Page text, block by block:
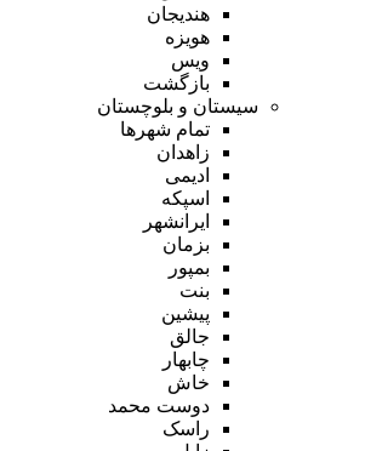
هندیجان
هویزه
ویس
بازگشت
سیستان و بلوچستان
تمام شهر‌ها
زاهدان
ادیمی
اسپکه
ایرانشهر
بزمان
بمپور
بنت
پیشین
جالق
چابهار
خاش
دوست محمد
راسک